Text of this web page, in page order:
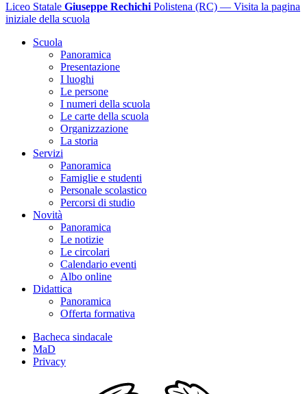
Liceo Statale Giuseppe Rechichi Polistena (RC) — Visita la pagina
iniziale della scuola
Scuola
Panoramica
Presentazione
I luoghi
Le persone
I numeri della scuola
Le carte della scuola
Organizzazione
La storia
Servizi
Panoramica
Famiglie e studenti
Personale scolastico
Percorsi di studio
Novità
Panoramica
Le notizie
Le circolari
Calendario eventi
Albo online
Didattica
Panoramica
Offerta formativa
Bacheca sindacale
MaD
Privacy